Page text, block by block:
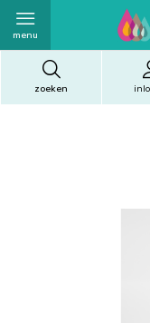
zoeken
menu